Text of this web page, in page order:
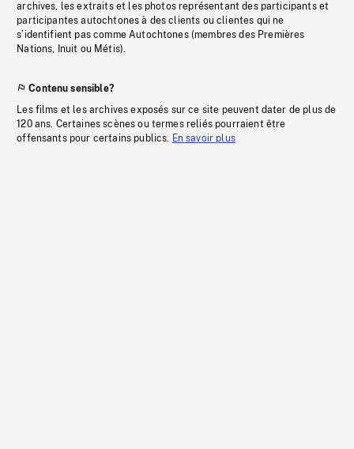
archives, les extraits et les photos représentant des participants et
participantes autochtones à des clients ou clientes qui ne
s’identifient pas comme Autochtones (membres des Premières
Nations, Inuit ou Métis).
Contenu sensible?
Les films et les archives exposés sur ce site peuvent dater de plus de
120 ans. Certaines scènes ou termes reliés pourraient être
offensants pour certains publics. En savoir plus